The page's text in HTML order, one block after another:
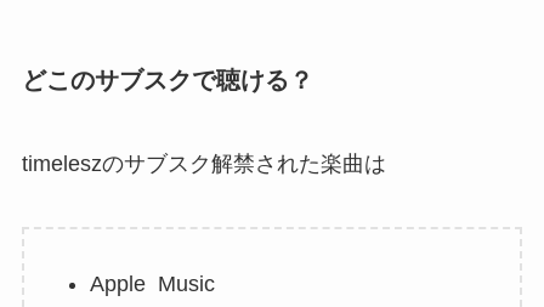
どこのサブスクで聴ける？
timeleszのサブスク解禁された楽曲は
Apple Music